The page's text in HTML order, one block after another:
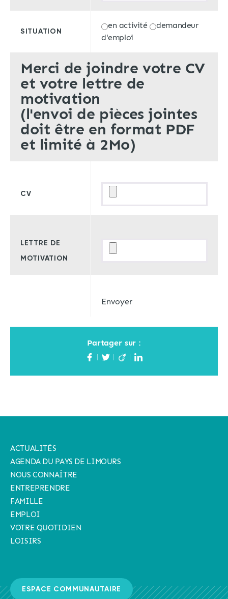
SITUATION
en activité
demandeur
d'emploi
Merci de joindre votre CV
et votre lettre de
motivation
(l'envoi de pièces jointes
doit être en format PDF
et limité à 2Mo)
CV
LETTRE DE
MOTIVATION
Envoyer
Partager sur :
ACTUALITÉS
AGENDA DU PAYS DE LIMOURS
NOUS CONNAÎTRE
ENTREPRENDRE
FAMILLE
EMPLOI
VOTRE QUOTIDIEN
LOISIRS
ESPACE COMMUNAUTAIRE